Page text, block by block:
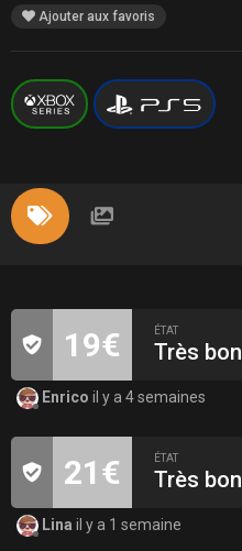
Ajouter aux favoris
19€ ÉTAT
Très bon
Enrico il y a 4 semaines
21€ ÉTAT
Très bon
Lina il y a 1 semaine